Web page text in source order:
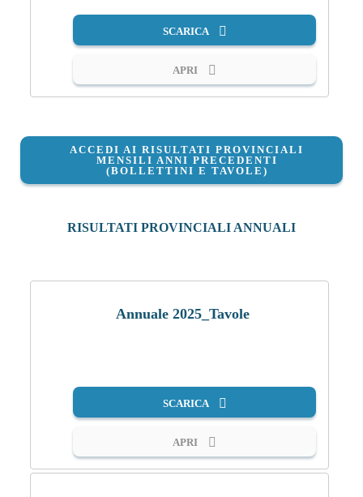
SCARICA
APRI
ACCEDI AI RISULTATI PROVINCIALI
MENSILI ANNI PRECEDENTI
(BOLLETTINI E TAVOLE)
RISULTATI PROVINCIALI ANNUALI
Annuale 2025_Tavole
SCARICA
APRI